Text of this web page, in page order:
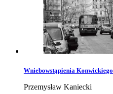
Wniebowstąpienia Konwickiego
Przemysław Kaniecki